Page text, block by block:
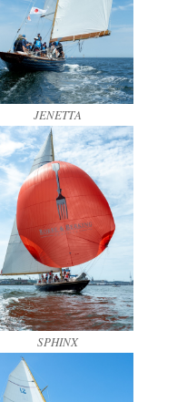
JENETTA
SPHINX